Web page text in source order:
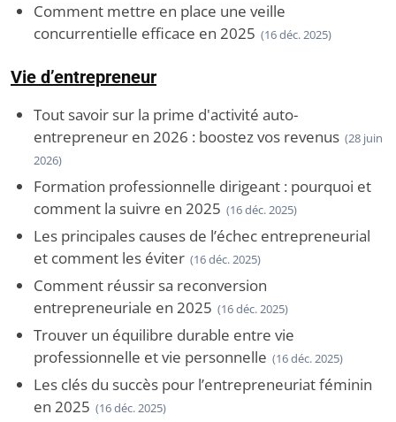
Comment mettre en place une veille
concurrentielle efficace en 2025 (16 déc. 2025)
Vie d’entrepreneur
Tout savoir sur la prime d'activité auto-
entrepreneur en 2026 : boostez vos revenus (28 juin
2026)
Formation professionnelle dirigeant : pourquoi et
comment la suivre en 2025 (16 déc. 2025)
Les principales causes de l’échec entrepreneurial
et comment les éviter (16 déc. 2025)
Comment réussir sa reconversion
entrepreneuriale en 2025 (16 déc. 2025)
Trouver un équilibre durable entre vie
professionnelle et vie personnelle (16 déc. 2025)
Les clés du succès pour l’entrepreneuriat féminin
en 2025 (16 déc. 2025)